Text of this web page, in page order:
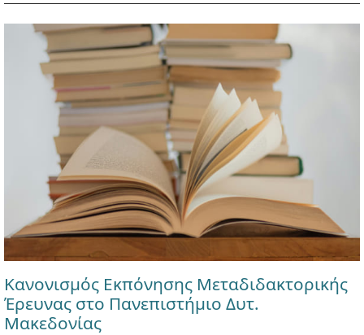
Κανονισμός Εκπόνησης Μεταδιδακτορικής
Έρευνας στο Πανεπιστήμιο Δυτ.
Μακεδονίας